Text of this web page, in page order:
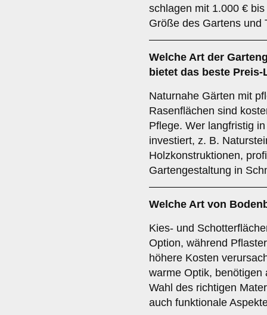
schlagen mit 1.000 €
Größe des Gartens und
Welche Art der
bietet das beste
Naturnahe Gärten mit
Rasenflächen sind
Pflege. Wer langfristig
investiert, z. B.
Holzkonstruktionen,
Gartengestaltung in
Welche Art von
Kies- und
Option, während
höhere Kosten
warme Optik,
Wahl des richtigen
auch funktionale